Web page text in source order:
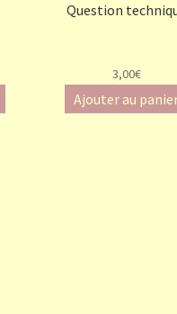
Question
3,00€
Ajouter au